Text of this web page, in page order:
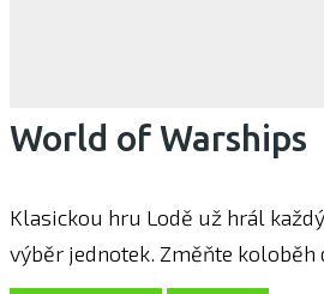
World of Warships
Klasickou hru Lodě už hrál
výběr jednotek. Změňte